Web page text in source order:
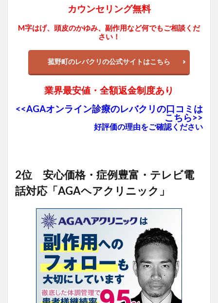
カウンセリング無料
M字はげ、頭皮のかゆみ、副作用など何でもご相談くだ
さい！
菰野町のレバクリの公式サイトはこちら
業界最安値・全額返金制度あり
<<AGAオンライン診療のレバクリの口コミは
こちら>>
好評価の理由をご確認ください
2位 安心価格・症例豊富・テレビ電
話対応「AGAヘアクリニック」